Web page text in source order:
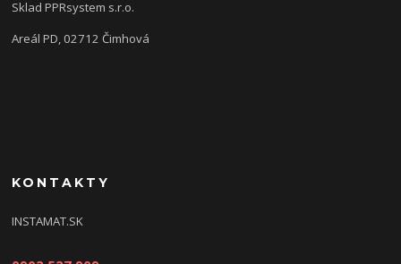
Sklad PPRsystem s.r.o.
Areál PD, 02712 Čimhová
KONTAKTY
INSTAMAT.SK